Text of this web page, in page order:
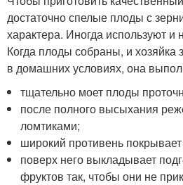
достаточно спелые плоды с
характера. Иногда используют
Когда плоды собраны, и хозяйка
в домашних условиях, она
тщательно моет плоды
после полного высыхания
ломтиками;
широкий противень
поверх него выкладывает
фруктов так, чтобы они не